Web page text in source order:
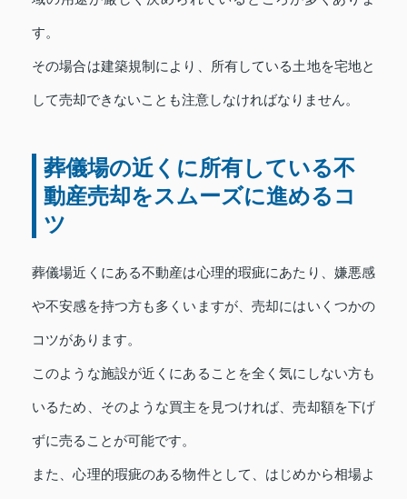
す。
その場合は建築規制により、所有している土地を宅地と
して売却できないことも注意しなければなりません。
葬儀場の近くに所有している不
動産売却をスムーズに進めるコ
ツ
葬儀場近くにある不動産は心理的瑕疵にあたり、嫌悪感
や不安感を持つ方も多くいますが、売却にはいくつかの
コツがあります。
このような施設が近くにあることを全く気にしない方も
いるため、そのような買主を見つければ、売却額を下げ
ずに売ることが可能です。
また、心理的瑕疵のある物件として、はじめから相場よ